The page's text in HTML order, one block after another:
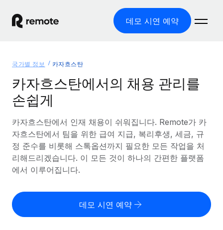
데모 시연 예약
글로벌 고용
글로벌 급여
규정을 준수하며 급여 지급을 손쉽게 처리
기록상 고용주(EOR)
법인 설립 비용 없이 전 세계로 사업을 확장
솔루션
글로벌 서비스 제공
국가별 정보
국가별 글로벌 채용 지원 알아보기
미국 주별 정보
Remote와 다른 솔루션 비교
다른 업체들과 비교해보기
리소스
도구 및 계산기
오분류 리스크 평가 도구
국가별 총 인건비 계산
요금
한국어
English
국가별 정보 카자흐스탄
카자흐스탄에서의 채용 관리를
손쉽게
카자흐스탄에서 인재 채용이 쉬워집니다. Remote가 카
자흐스탄에서 팀을 위한 급여 지급, 복리후생, 세금, 규
정 준수를 비롯해 스톡옵션까지 필요한 모든 작업을 처
리해드리겠습니다. 이 모든 것이 하나의 간편한 플랫폼
에서 이루어집니다.
데모 시연 예약